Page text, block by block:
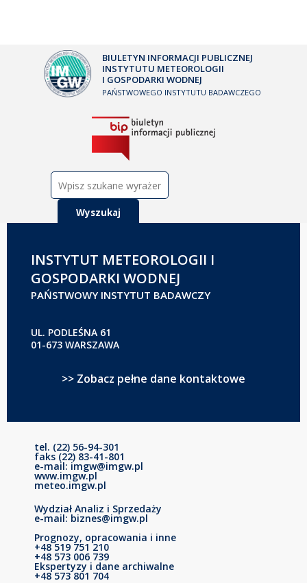
BIULETYN INFORMACJI PUBLICZNEJ
INSTYTUTU METEOROLOGII
I GOSPODARKI WODNEJ
PAŃSTWOWEGO INSTYTUTU BADAWCZEGO
INSTYTUT METEOROLOGII I
GOSPODARKI WODNEJ
PAŃSTWOWY INSTYTUT BADAWCZY
UL. PODLEŚNA 61
01-673 WARSZAWA
>> Zobacz pełne dane kontaktowe
tel. (22) 56-94-301
faks (22) 83-41-801
e-mail: imgw@imgw.pl
www.imgw.pl
meteo.imgw.pl
Wydział Analiz i Sprzedaży
e-mail: biznes@imgw.pl
Prognozy, opracowania i inne
+48 519 751 210
+48 573 006 739
Ekspertyzy i dane archiwalne
+48 573 801 704